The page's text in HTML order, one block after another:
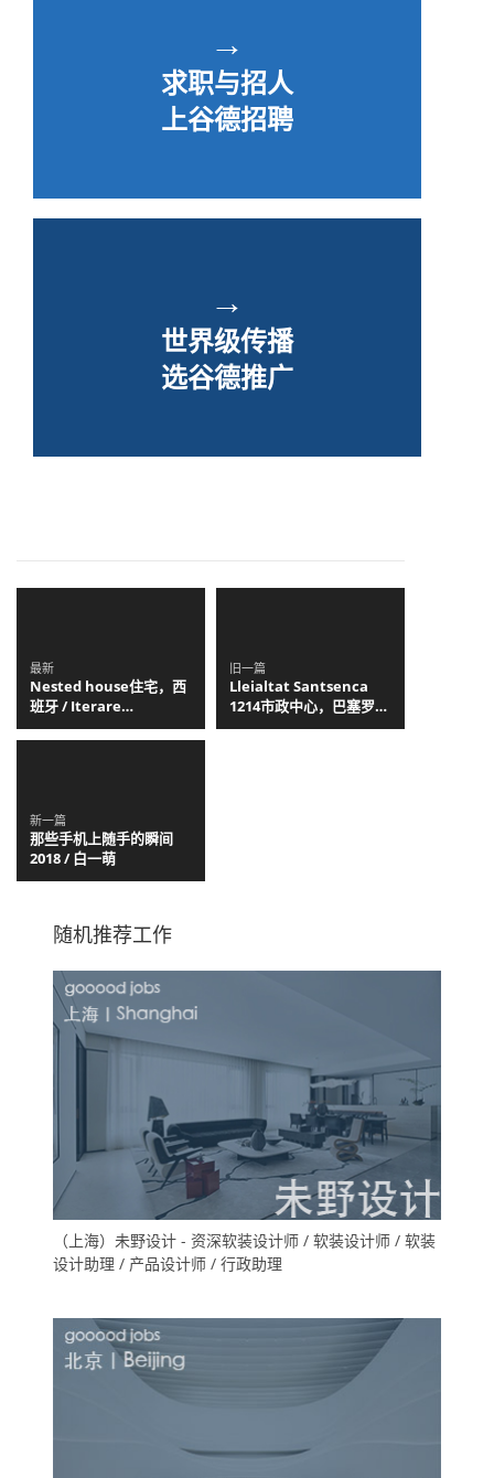
→
求职与招人
上谷德招聘
→
世界级传播
选谷德推广
最新
Nested house住宅，西
班牙 / Iterare
arquitectos
旧一篇
Lleialtat Santsenca
1214市政中心，巴塞罗那
/ HARQUITECTES
新一篇
那些手机上随手的瞬间
2018 / 白一萌
随机推荐工作
（上海）未野设计 - 资深软装设计师 / 软装设计师 / 软装
设计助理 / 产品设计师 / 行政助理